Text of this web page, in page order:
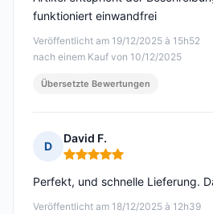
Veröffentlicht am 19/12/2025 à 15h52
nach einem Kauf von 10/12/2025
funktioniert einwandfrei
Übersetzte Bewertungen
D
David F.
Hinweis: 5 von 5
Veröffentlicht am 18/12/2025 à 12h39
Perfekt, und schnelle Lieferung.